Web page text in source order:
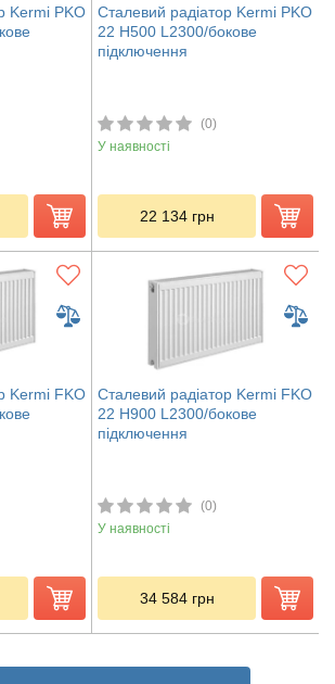
Kermi PKO
Сталевий радіатор Kermi PKO
22 H500 L2300/бокове
підключення
(0)
У наявності
22 134 грн
Kermi FKO
Сталевий радіатор Kermi FKO
22 H900 L2300/бокове
підключення
(0)
У наявності
34 584 грн